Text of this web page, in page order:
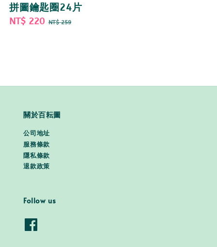
拼圖鑰匙圈24片
Sale
NT$ 220 Regular
NT$ 259
關於百耘圖
公司地址
服務條款
隱私條款
退款政策
Follow us